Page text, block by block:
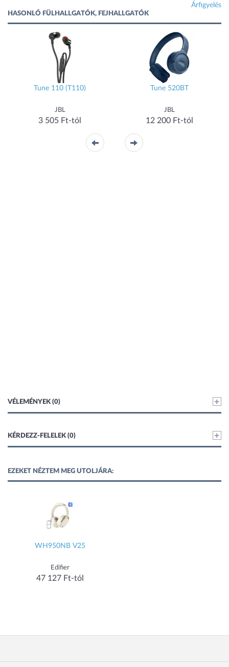
Árfigyelés
HASONLÓ FÜLHALLGATÓK, FEJHALLGATÓK
Tune 110 (T110)
JBL
3 505 Ft-tól
Tune 520BT
JBL
12 200 Ft-tól
VÉLEMÉNYEK (0)
KÉRDEZZ-FELELEK (0)
EZEKET NÉZTEM MEG UTOLJÁRA:
WH950NB V25
Edifier
47 127 Ft-tól